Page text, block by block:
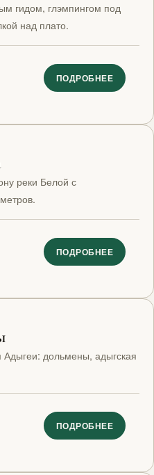
гидом, глэмпингом под
над плато.
ПОДРОБНЕЕ
реки Белой с
ПОДРОБНЕЕ
Адыгеи: дольмены, адыгская
ПОДРОБНЕЕ